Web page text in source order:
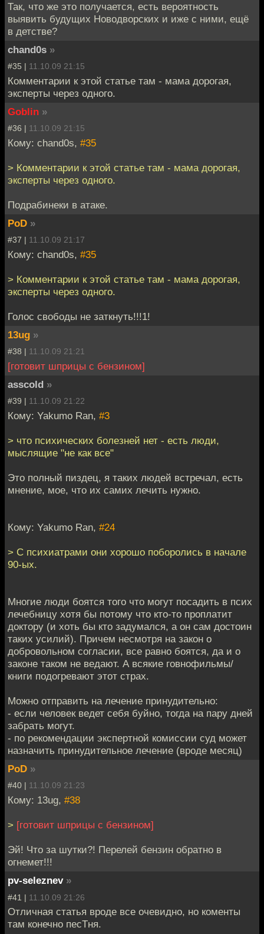
Так, что же это получается, есть вероятность
выявить будущих Новодворских и иже с ними, ещё
в детстве?
chand0s »
#35 | 11.10.09 21:15
Комментарии к этой статье там - мама дорогая,
эксперты через одного.
Goblin »
#36 | 11.10.09 21:15
Кому: chand0s, #35
> Комментарии к этой статье там - мама дорогая,
эксперты через одного.
Подрабинеки в атаке.
PoD »
#37 | 11.10.09 21:17
Кому: chand0s, #35
> Комментарии к этой статье там - мама дорогая,
эксперты через одного.
Голос свободы не заткнуть!!!1!
13ug »
#38 | 11.10.09 21:21
[готовит шприцы с бензином]
asscold »
#39 | 11.10.09 21:22
Кому: Yakumo Ran, #3
> что психических болезней нет - есть люди,
мыслящие "не как все"
Это полный пиздец, я таких людей встречал, есть
мнение, мое, что их самих лечить нужно.
Кому: Yakumo Ran, #24
> С психиатрами они хорошо поборолись в начале
90-ых.
Многие люди боятся того что могут посадить в псих
лечебницу хотя бы потому что кто-то проплатит
доктору (и хоть бы кто задумался, а он сам достоин
таких усилий). Причем несмотря на закон о
добровольном согласии, все равно боятся, да и о
законе таком не ведают. А всякие говнофильмы/
книги подогревают этот страх.
Можно отправить на лечение принудительно:
- если человек ведет себя буйно, тогда на пару дней
забрать могут.
- по рекомендации экспертной комиссии суд может
назначить принудительное лечение (вроде месяц)
PoD »
#40 | 11.10.09 21:23
Кому: 13ug, #38
> [готовит шприцы с бензином]
Эй! Что за шутки?! Перелей бензин обратно в
огнемет!!!
pv-seleznev »
#41 | 11.10.09 21:26
Отличная статья вроде все очевидно, но коменты
там конечно песТня.